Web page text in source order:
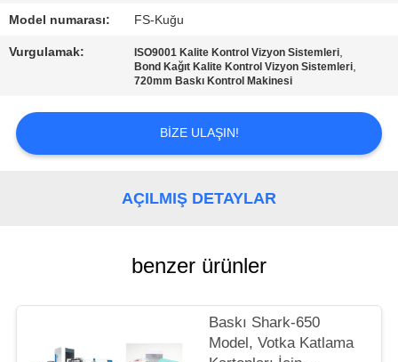
KALITE
KONTROL
ILETIŞIME
GEÇIN
TEKLIF
Model numarası: FS-Kuğu
Vurgulamak: ISO9001 Kalite Kontrol Vizyon Sistemleri,
Bond Kağıt Kalite Kontrol Vizyon Sistemleri,
720mm Baskı Kontrol Makinesi
BIZE ULAŞIN!
AÇILMIŞ DETAYLAR
benzer ürünler
Baskı Shark-650
Model, Votka Katlama